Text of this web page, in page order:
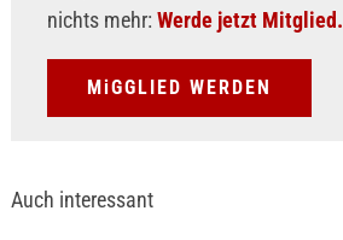
nichts mehr: Werde jetzt Mitglied.
MiGGLIED WERDEN
Auch interessant